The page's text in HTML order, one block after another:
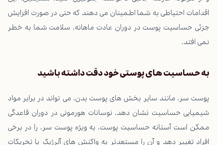
اقدامات احتیاطی به شما اطمینان می دهند که حتی در صورت افزایش
جزئی حساسیت پوست در دوران عادت ماهانه، سلامت شما به خطر
نمی افتد.
به حساسیت های پوستی خود دقت داشته باشید
پوست سر، مانند سایر بخش های پوست بدن، می تواند در برابر مواد
شیمیایی حساسیت نشان دهد. نوسانات هورمونی در دوران قاعدگی
ممکن است آستانه حساسیت پوست، به ویژه پوست سر، را در برخی
افراد تغییر دهد و آن را مستعدتر به واکنش های آلرژیک یا تحریکات